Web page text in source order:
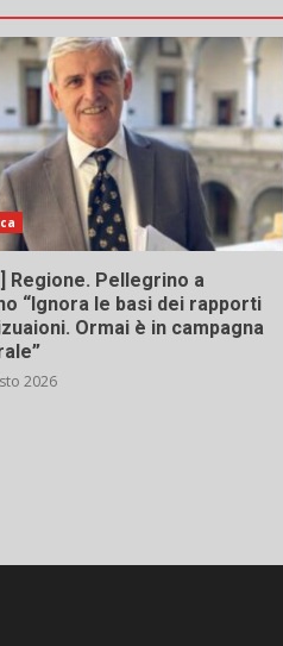
Regione. Pellegrino a
“Ignora le basi dei rapporti
Ormai è in campagna
2026